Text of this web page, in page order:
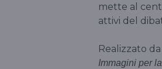
mette al
attivi del
Realizzato da
Immagini per